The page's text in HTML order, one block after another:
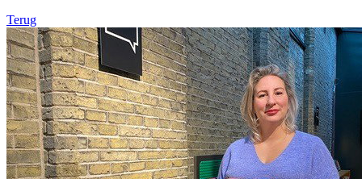
Terug